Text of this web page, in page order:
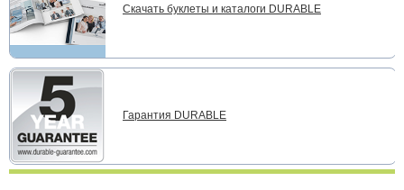
Скачать буклеты и каталоги DURABLE
Гарантия DURABLE